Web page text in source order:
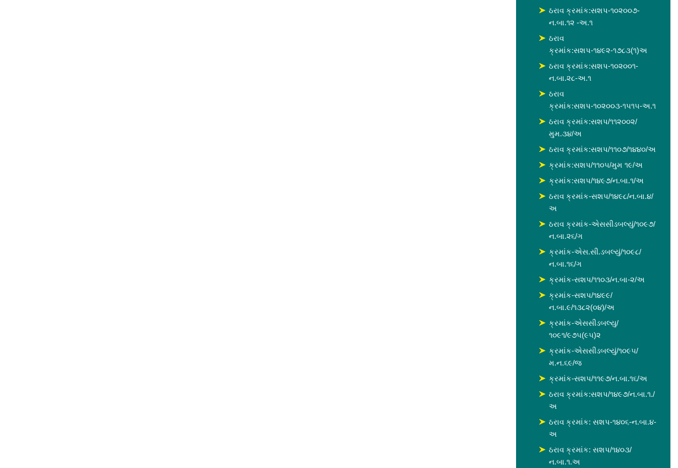
ઠરાવ ક્રમાંક:સશપ-૧૦૨૦૦૭-
ન.બા.૧૨ -અ.૧
ઠરાવ
ક્રમાંક:સશપ-૧૪૯૨-૧૭૮૩(૧)અ
ઠરાવ ક્રમાંક:સશપ-૧૦૨૦૦૧-
ન.બા.૨૮-અ.૧
ઠરાવ
ક્રમાંક:સશપ-૧૦૨૦૦૩-૧૫૧૫-અ.૧
ઠરાવ ક્રમાંક:સશપ/૧૧૨૦૦૨/
મુમ.૩૪/અ
ઠરાવ ક્રમાંક:સશપ/૧૧૦૭/૧૪૪૦/અ
ક્રમાંક:સશપ/૧૧૦૫/મુમ ૧૯/અ
ક્રમાંક:સશપ/૧૪૯૭/ન.બા.૧/અ
ઠરાવ ક્રમાંક-સશપ/૧૪૯૮/ન.બા.૪/
અ
ઠરાવ ક્રમાંક-એસસીડબલ્યું/૧૦૯૭/
ન.બા.૨૬/ગ
ક્રમાંક-એસ.સી.ડબલ્યું/૧૦૯૮/
ન.બા.૧૬/ગ
ક્રમાંક-સશપ/૧૧૦૩/ન.બા-૨/અ
ક્રમાંક-સશપ/૧૪૯૯/
ન.બા.૯/૧૩૮૨(૦૪)/અ
ક્રમાંક-એસસીડબલ્યુ/
૧૦૯૧/૯૭૫(૯૫)૨
ક્રમાંક-એસસીડબલ્યું/૧૦૯૫/
મ.ન.૬૯/જ
ક્રમાંક-સશપ/૧૧૯૭/ન.બા.૧૬/અ
ઠરાવ ક્રમાંક:સશપ/૧૪૯૭/ન.બા.૧./
અ
ઠરાવ ક્રમાંક: સશપ-૧૪૦૬-ન.બા.૪-
અ
ઠરાવ ક્રમાંક: સશપ/૧૪૦૩/
ન.બા.૧.અ